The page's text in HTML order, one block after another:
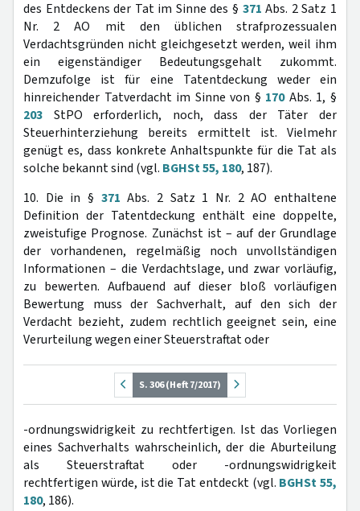
des Entdeckens der Tat im Sinne des § 371 Abs. 2 Satz 1
Nr. 2 AO mit den üblichen strafprozessualen
Verdachtsgründen nicht gleichgesetzt werden, weil ihm
ein eigenständiger Bedeutungsgehalt zukommt.
Demzufolge ist für eine Tatentdeckung weder ein
hinreichender Tatverdacht im Sinne von § 170Abs. 1, §
203 StPO erforderlich, noch, dass der Täter der
Steuerhinterziehung bereits ermittelt ist. Vielmehr
genügt es, dass konkrete Anhaltspunkte für die Tat als
solche bekannt sind (vgl. BGHSt 55, 180, 187).
10. Die in § 371 Abs. 2 Satz 1 Nr. 2 AO enthaltene
Definition der Tatentdeckung enthält eine doppelte,
zweistufige Prognose. Zunächst ist – auf der Grundlage
der vorhandenen, regelmäßig noch unvollständigen
Informationen – die Verdachtslage, und zwar vorläufig,
zu bewerten. Aufbauend auf dieser bloß vorläufigen
Bewertung muss der Sachverhalt, auf den sich der
Verdacht bezieht, zudem rechtlich geeignet sein, eine
Verurteilung wegen einer Steuerstraftat oder
S. 306 (Heft 7/2017)
-ordnungswidrigkeit zu rechtfertigen. Ist das Vorliegen
eines Sachverhalts wahrscheinlich, der die Aburteilung
als Steuerstraftat oder -ordnungswidrigkeit
rechtfertigen würde, ist die Tat entdeckt (vgl. BGHSt 55,
180, 186).